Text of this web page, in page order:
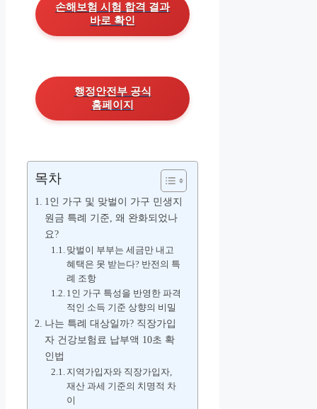
손해보험 시험 합격 결과
바로 확인
행정안전부 공식
홈페이지
목차
1인 가구 및 맞벌이 가구 민생지
원금 특례 기준, 왜 완화되었나
요?
맞벌이 부부는 세금만 내고
혜택은 못 받는다? 반전의 특
례 조항
1인 가구 특성을 반영한 파격
적인 소득 기준 상향의 비밀
나는 특례 대상일까? 직장가입
자 건강보험료 납부액 10초 확
인법
지역가입자와 직장가입자,
재산 과세 기준의 치명적 차
이